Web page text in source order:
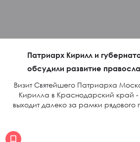
Патриарх Кирилл и
обсудили развитие
Визит Святейшего Патриарха
Кирилла в Краснодарский край -
выходит далеко за рамки рядового